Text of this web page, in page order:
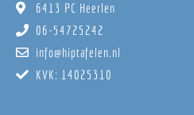
6413 PC Heerlen
06-54725242
info@hiptafelen.nl
KVK: 14025310